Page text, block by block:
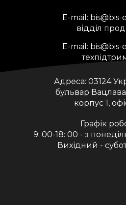
E-mail: bis@bis-
відділ
E-mail: bis@bis-
Адреса: 03124
бульвар
корпус 1,
Графік
9: 00-18: 00 - з
Вихідний -